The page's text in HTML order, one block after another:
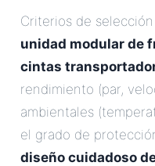
Criterios de
unidad modular de
cintas
rendimiento (par,
ambientales
el grado de
diseño cuidadoso